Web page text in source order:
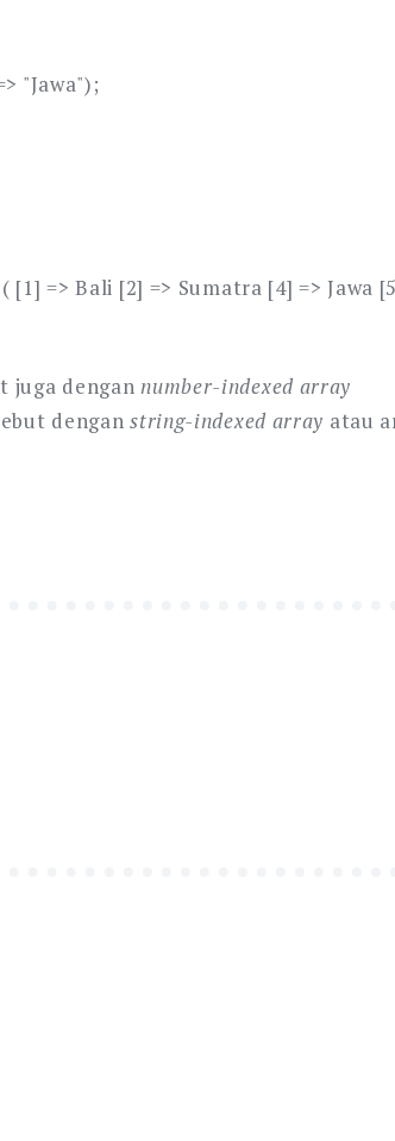
"Jawa");
=> Bali [2] => Sumatra [4] => Jawa
juga dengannumber-indexed array
denganstring-indexed array atau